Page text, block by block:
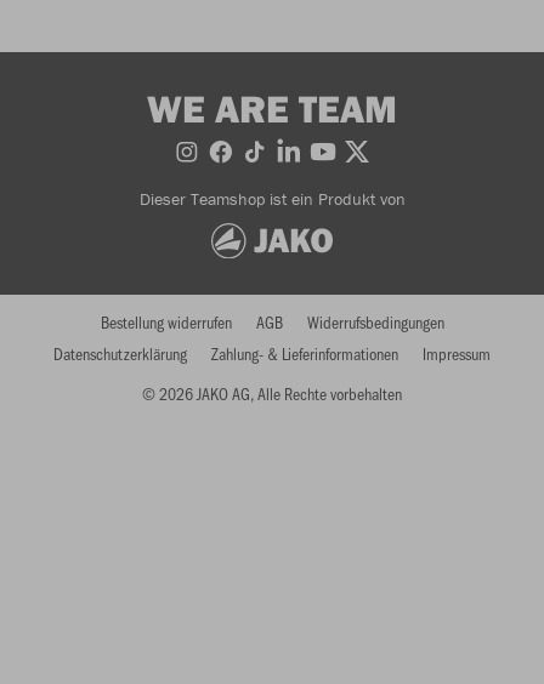
WE ARE TEAM
Dieser Teamshop ist ein Produkt von
© 2026 JAKO AG, Alle Rechte vorbehalten
Bestellung widerrufen AGB
Widerrufsbedingungen
Datenschutzerklärung
Zahlung- & Lieferinformationen Impressum